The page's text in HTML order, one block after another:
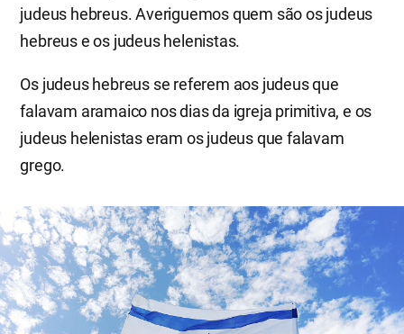
judeus hebreus. Averiguemos quem são os judeus
hebreus e os judeus helenistas.
Os judeus hebreus se referem aos judeus que
falavam aramaico nos dias da igreja primitiva, e os
judeus helenistas eram os judeus que falavam
grego.